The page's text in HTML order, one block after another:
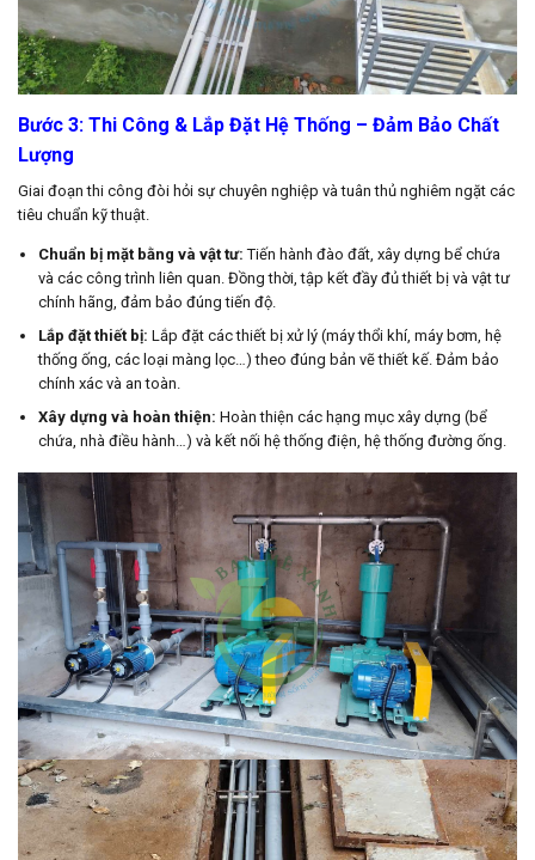
Bước 3: Thi Công & Lắp Đặt Hệ Thống – Đảm Bảo Chất
Lượng
Giai đoạn thi công đòi hỏi sự chuyên nghiệp và tuân thủ nghiêm ngặt các
tiêu chuẩn kỹ thuật.
Chuẩn bị mặt bằng và vật tư: Tiến hành đào đất, xây dựng bể chứa
và các công trình liên quan. Đồng thời, tập kết đầy đủ thiết bị và vật tư
chính hãng, đảm bảo đúng tiến độ.
Lắp đặt thiết bị: Lắp đặt các thiết bị xử lý (máy thổi khí, máy bơm, hệ
thống ống, các loại màng lọc…) theo đúng bản vẽ thiết kế. Đảm bảo
chính xác và an toàn.
Xây dựng và hoàn thiện: Hoàn thiện các hạng mục xây dựng (bể
chứa, nhà điều hành…) và kết nối hệ thống điện, hệ thống đường ống.